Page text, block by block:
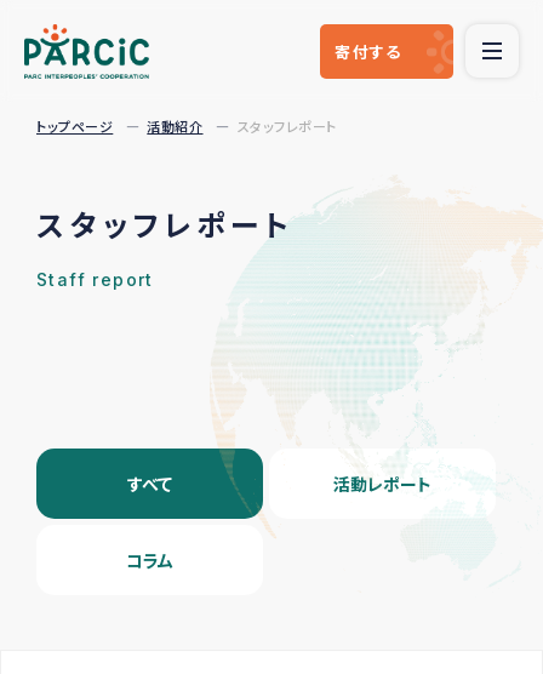
寄付する
トップページ 活動紹介 スタッフレポート
スタッフレポート
Staff report
すべて 活動レポート
コラム